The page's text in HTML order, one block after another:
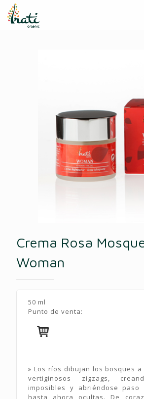
Crema Rosa
Woman
50 ml
Punto de venta:
» Los ríos dibujan los bosques
vertiginosos zigzags,
imposibles y abriéndose paso
hasta ahora ocultas. De